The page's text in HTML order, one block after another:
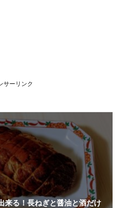
サーリンク
来る！長ねぎと醤油と酒だけ